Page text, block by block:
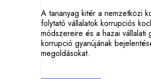
A tananyag kitér a nemzetközi
folytató vállalatok korrupciós
módszereire és a hazai vállalati
korrupció gyanújának
megoldásokat.